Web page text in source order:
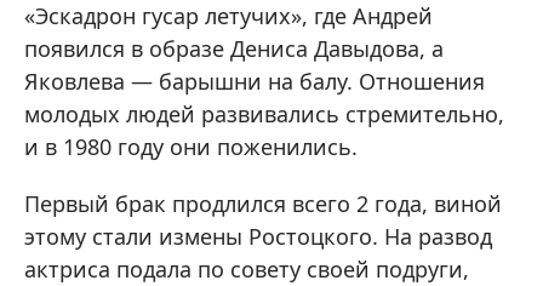
«Эскадрон гусар летучих», где Андрей
появился в образе Дениса Давыдова, а
Яковлева — барышни на балу. Отношения
молодых людей развивались стремительно,
и в 1980 году они поженились.
Первый брак продлился всего 2 года, виной
этому стали измены Ростоцкого. На развод
актриса подала по совету своей подруги,